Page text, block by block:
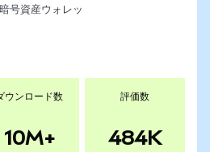
号資産ウォレッ
ウンロード数
10M+
評価数
484K